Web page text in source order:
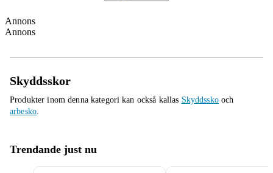
Annons
Annons
Skyddsskor
Produkter inom denna kategori kan också kallas Skyddsskooch
arbesko.
Trendande just nu